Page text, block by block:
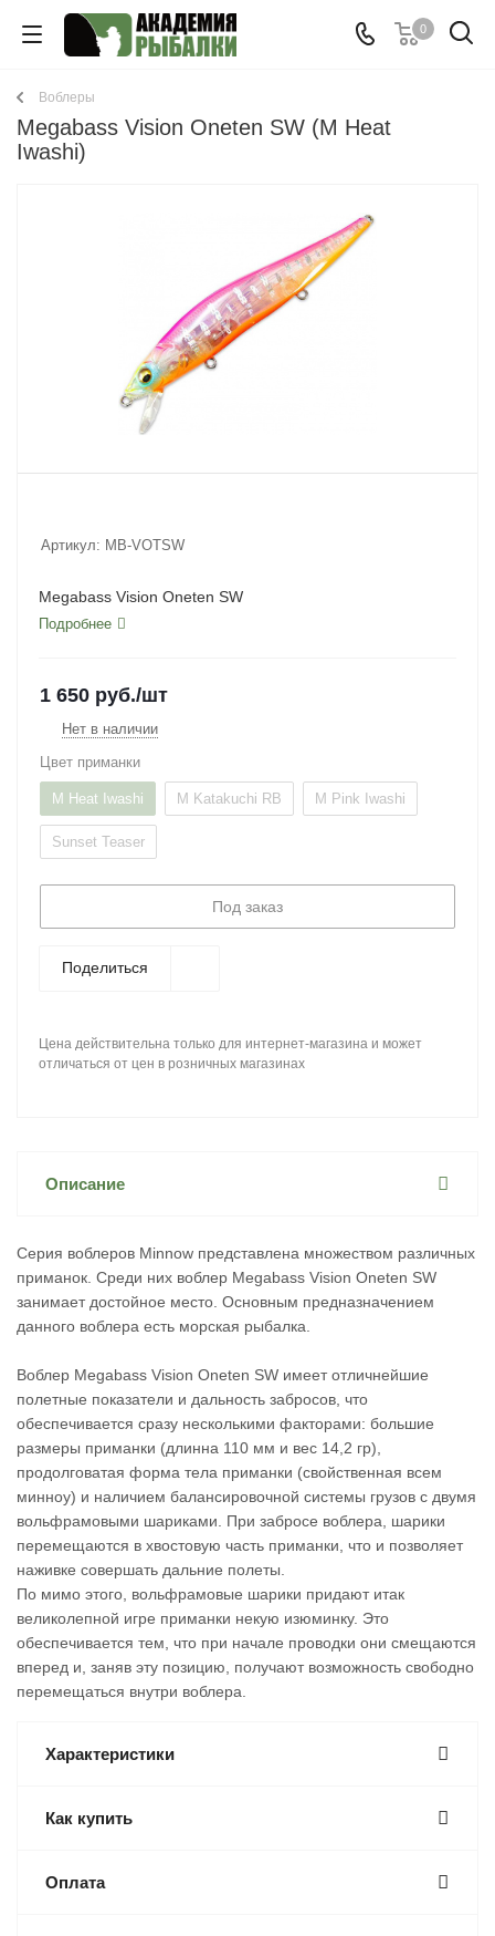
0
Воблеры
Megabass Vision Oneten SW (M Heat
Iwashi)
Артикул: MB-VOTSW
Megabass Vision Oneten SW
Подробнее
1 650 руб./шт
Нет в наличии
Цвет приманки
M Heat Iwashi M Katakuchi RB M Pink Iwashi
Sunset Teaser
Под заказ
Поделиться
Цена действительна только для интернет-магазина и может
отличаться от цен в розничных магазинах
Описание
Серия воблеров Minnow представлена множеством различных
приманок. Среди них воблер Megabass Vision Oneten SW
занимает достойное место. Основным предназначением
данного воблера есть морская рыбалка.
Воблер Megabass Vision Oneten SW имеет отличнейшие
полетные показатели и дальность забросов, что
обеспечивается сразу несколькими факторами: большие
размеры приманки (длинна 110 мм и вес 14,2 гр),
продолговатая форма тела приманки (свойственная всем
минноу) и наличием балансировочной системы грузов с двумя
вольфрамовыми шариками. При забросе воблера, шарики
перемещаются в хвостовую часть приманки, что и позволяет
наживке совершать дальние полеты.
По мимо этого, вольфрамовые шарики придают итак
великолепной игре приманки некую изюминку. Это
обеспечивается тем, что при начале проводки они смещаются
вперед и, заняв эту позицию, получают возможность свободно
перемещаться внутри воблера.
Характеристики
Как купить
Оплата